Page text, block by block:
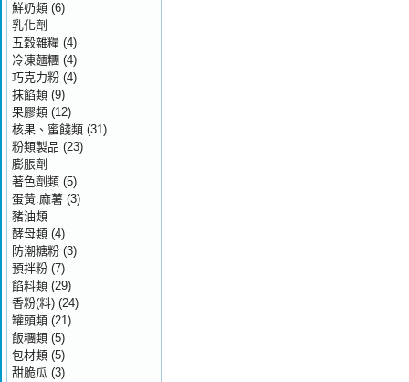
鮮奶類 (6)
乳化劑
五穀雜糧 (4)
冷凍麵糰 (4)
巧克力粉 (4)
抹餡類 (9)
果膠類 (12)
核果、蜜餞類 (31)
粉類製品 (23)
膨脹劑
著色劑類 (5)
蛋黃.麻薯 (3)
豬油類
酵母類 (4)
防潮糖粉 (3)
預拌粉 (7)
餡料類 (29)
香粉(料) (24)
罐頭類 (21)
飯糰類 (5)
包材類 (5)
甜脆瓜 (3)